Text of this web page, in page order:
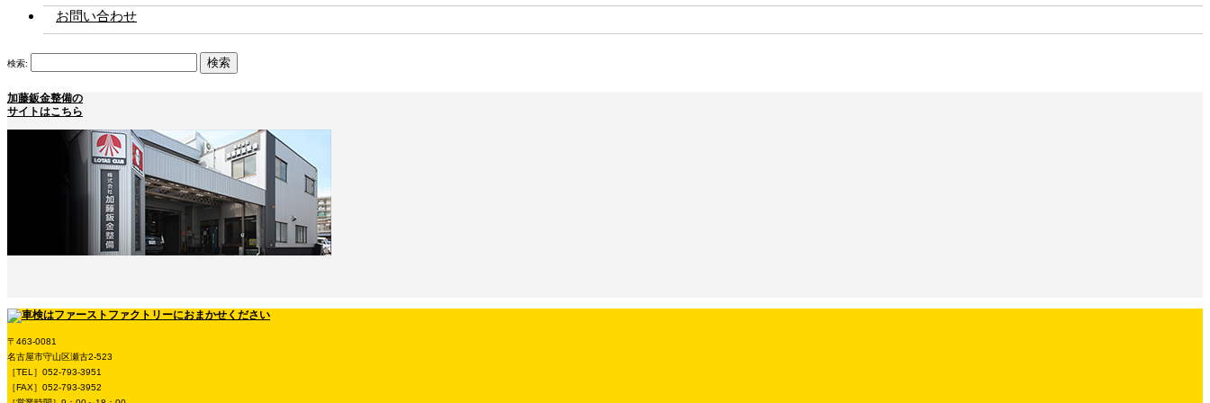
お問い合わせ
検索:
加藤鈑金整備の
サイトはこちら
〒463-0081
名古屋市守山区瀬古2-523
［TEL］052-793-3951
［FAX］052-793-3952